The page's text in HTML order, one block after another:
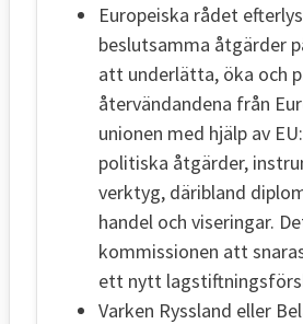
Europeiska rådet
beslutsamma åtgärder
att underlätta, öka och
återvändandena från
unionen med hjälp av
politiska åtgärder,
verktyg, däribland
handel och viseringar.
kommissionen att
ett nytt
Varken Ryssland eller